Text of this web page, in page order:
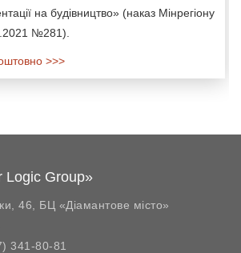
на будівництво» (наказ Мінрегіону
№281).
>>>
Group»
46, БЦ «Діамантове місто»
341-80-81